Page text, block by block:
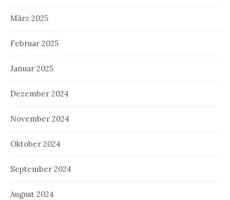
März 2025
Februar 2025
Januar 2025
Dezember 2024
November 2024
Oktober 2024
September 2024
August 2024